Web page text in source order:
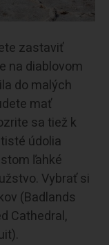
zastaviť
na diablovom
do malých
mať
sa tiež k
údolia
ľahké
Vybrať si
(Badlands
Cathedral,